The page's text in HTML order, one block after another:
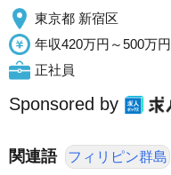
東京都 新宿区
年収420万円～500万円
正社員
Sponsored by
関連語 フィリピン群島